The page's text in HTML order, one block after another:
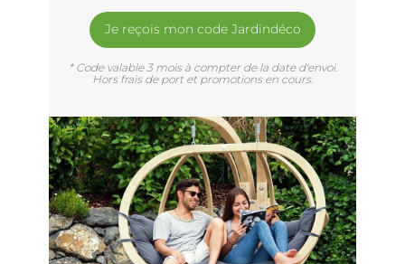
Je reçois mon code Jardindéco
* Code valable 3 mois à compter de la date d'envoi.
Hors frais de port et promotions en cours.